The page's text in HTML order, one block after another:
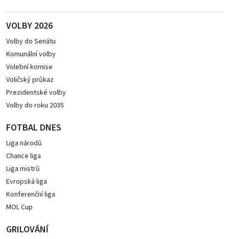
VOLBY 2026
Volby do Senátu
Komunální volby
Volební komise
Voličský průkaz
Prezidentské volby
Volby do roku 2035
FOTBAL DNES
Liga národů
Chance liga
Liga mistrů
Evropská liga
Konferenční liga
MOL Cup
GRILOVÁNÍ